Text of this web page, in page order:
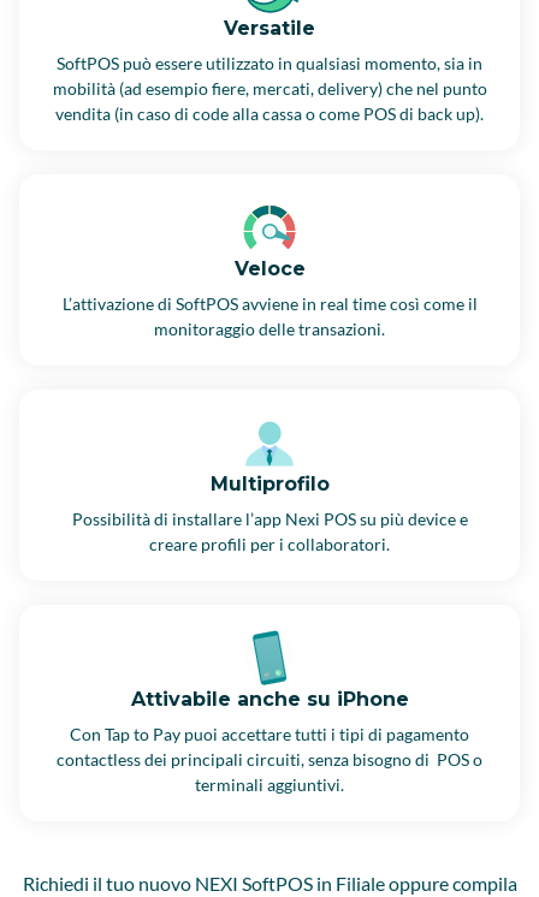
Versatile
SoftPOS può essere utilizzato in qualsiasi momento, sia in
mobilità (ad esempio fiere, mercati, delivery) che nel punto
vendita (in caso di code alla cassa o come POS di back up).
Veloce
L’attivazione di SoftPOS avviene in real time così come il
monitoraggio delle transazioni.
Multiprofilo
Possibilità di installare l’app Nexi POS su più device e
creare profili per i collaboratori.
Attivabile anche su iPhone
Con Tap to Pay puoi accettare tutti i tipi di pagamento
contactless dei principali circuiti, senza bisogno di POS o
terminali aggiuntivi.
Richiedi il tuo nuovo NEXI SoftPOS in Filiale oppure compila